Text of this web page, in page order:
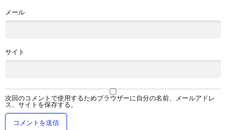
メール
サイト
次回のコメントで使用するためブラウザーに自分の名前、メールアドレ
ス、サイトを保存する。